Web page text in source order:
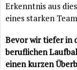
Erkenntnis aus
eines starken
Bevor wir tiefer in
beruflichen
einen kurzen